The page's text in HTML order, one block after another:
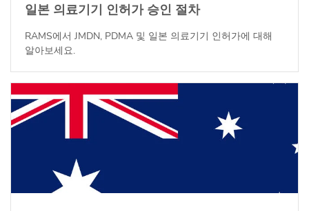
일본 의료기기 인허가 승인 절차
RAMS에서 JMDN, PDMA 및 일본 의료기기 인허가에 대해
알아보세요.